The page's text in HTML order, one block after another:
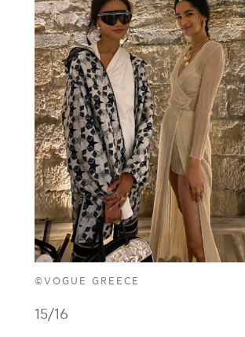
©VOGUE GREECE
15/16